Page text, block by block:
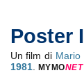
Poster
Un film di Mario
1981. MYMONET